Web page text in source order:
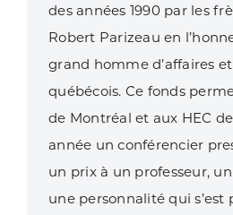
des années 1990 par les
Robert Parizeau en
grand homme d’affaires
québécois. Ce fonds
de Montréal et aux HEC
année un conférencier
un prix à un professeur,
une personnalité qui